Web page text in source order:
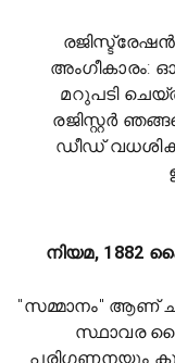
അംഗീകാരം:
മറുപടി
രജിസ്റ്റർ
ഡീഡ്
നിയമ, 1882
"സമ്മാനം" ആണ്
സ്ഥാവര
പരിഗണനയും